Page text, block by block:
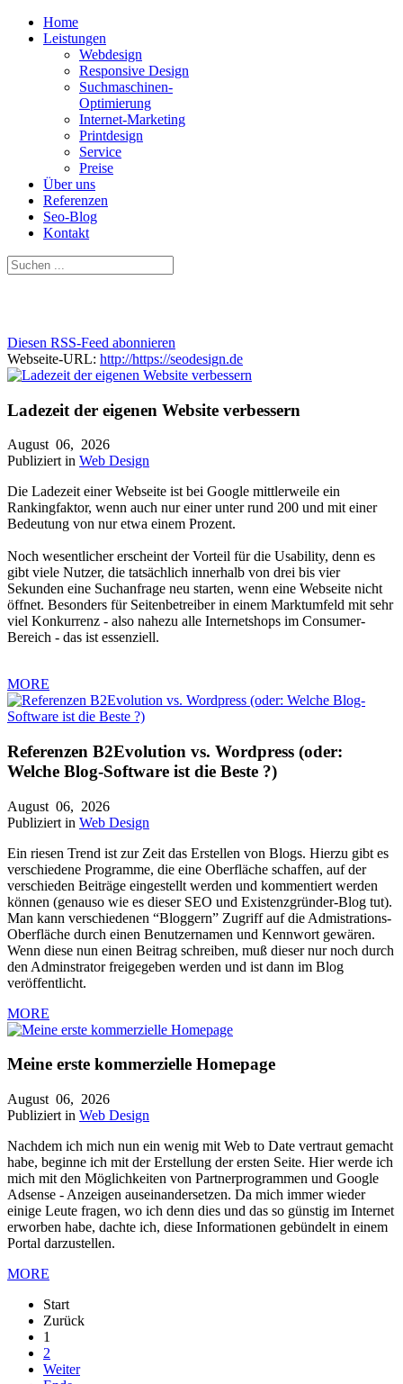
Home
Leistungen
Webdesign
Responsive Design
Suchmaschinen-
Optimierung
Internet-Marketing
Printdesign
Service
Preise
Über uns
Referenzen
Seo-Blog
Kontakt
Diesen RSS-Feed abonnieren
Webseite-URL: http://https://seodesign.de
Ladezeit der eigenen Website verbessern
August 06, 2026
Publiziert in Web Design
Die Ladezeit einer Webseite ist bei Google mittlerweile ein
Rankingfaktor, wenn auch nur einer unter rund 200 und mit einer
Bedeutung von nur etwa einem Prozent.
Noch wesentlicher erscheint der Vorteil für die Usability, denn es
gibt viele Nutzer, die tatsächlich innerhalb von drei bis vier
Sekunden eine Suchanfrage neu starten, wenn eine Webseite nicht
öffnet. Besonders für Seitenbetreiber in einem Marktumfeld mit sehr
viel Konkurrenz - also nahezu alle Internetshops im Consumer-
Bereich - das ist essenziell.
MORE
Referenzen B2Evolution vs. Wordpress (oder:
Welche Blog-Software ist die Beste ?)
August 06, 2026
Publiziert in Web Design
Ein riesen Trend ist zur Zeit das Erstellen von Blogs. Hierzu gibt es
verschiedene Programme, die eine Oberfläche schaffen, auf der
verschieden Beiträge eingestellt werden und kommentiert werden
können (genauso wie es dieser SEO und Existenzgründer-Blog tut).
Man kann verschiedenen “Bloggern” Zugriff auf die Admistrations-
Oberfläche durch einen Benutzernamen und Kennwort gewären.
Wenn diese nun einen Beitrag schreiben, muß dieser nur noch durch
den Adminstrator freigegeben werden und ist dann im Blog
veröffentlicht.
MORE
Meine erste kommerzielle Homepage
August 06, 2026
Publiziert in Web Design
Nachdem ich mich nun ein wenig mit Web to Date vertraut gemacht
habe, beginne ich mit der Erstellung der ersten Seite. Hier werde ich
mich mit den Möglichkeiten von Partnerprogrammen und Google
Adsense - Anzeigen auseinandersetzen. Da mich immer wieder
einige Leute fragen, wo ich denn dies und das so günstig im Internet
erworben habe, dachte ich, diese Informationen gebündelt in einem
Portal darzustellen.
MORE
Start
Zurück
1
2
Weiter